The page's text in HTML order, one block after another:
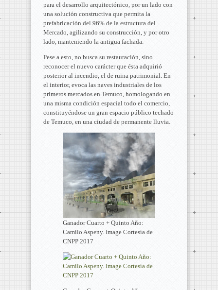
para el desarrollo arquitectónico, por un lado con
una solución constructiva que permita la
prefabricación del 96% de la estructura del
Mercado, agilizando su construcción, y por otro
lado, manteniendo la antigua fachada.
Pese a esto, no busca su restauración, sino
reconocer el nuevo carácter que ésta adquirió
posterior al incendio, el de ruina patrimonial. En
el interior, evoca las naves industriales de los
primeros mercados en Temuco, homologando en
una misma condición espacial todo el comercio,
constituyéndose un gran espacio público techado
de Temuco, en una ciudad de permanente lluvia.
Ganador Cuarto + Quinto Año:
Camilo Aspeny. Image Cortesía de
CNPP 2017